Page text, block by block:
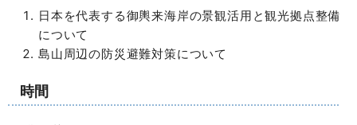
日本を代表する御輿来海岸の景観活用と観光拠点整備
について
島山周辺の防災避難対策について
時間